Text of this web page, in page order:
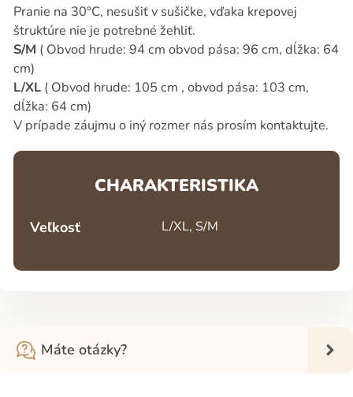
Pranie na 30°C, nesušiť v sušičke, vďaka krepovej
štruktúre nie je potrebné žehliť.
S/M ( Obvod hrude: 94 cm obvod pása: 96 cm, dĺžka: 64
cm)
L/XL( Obvod hrude: 105 cm , obvod pása: 103 cm,
dĺžka: 64 cm)
V prípade záujmu o iný rozmer nás prosím kontaktujte.
CHARAKTERISTIKA
Veľkosť L/XL, S/M
Máte otázky?